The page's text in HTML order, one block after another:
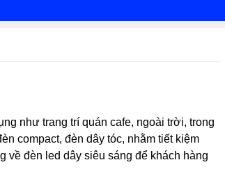
như trang trí quán cafe, ngoài trời, trong
compact, đèn dây tóc, nhằm tiết kiệm
về đèn led dây siêu sáng để khách hàng